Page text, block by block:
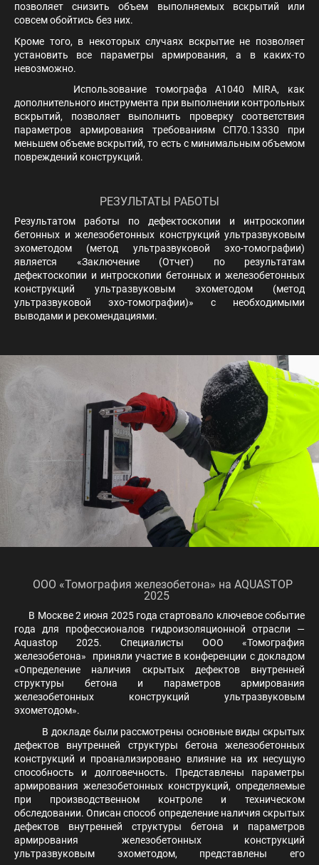
позволяет снизить объем выполняемых вскрытий или
совсем обойтись без них.
Кроме того, в некоторых случаях вскрытие не позволяет
установить все параметры армирования, а в каких-то
невозможно.
Использование томографа A1040 MIRA, как
дополнительного инструмента при выполнении контрольных
вскрытий, позволяет выполнить проверку соответствия
параметров армирования требованиям СП70.13330 при
меньшем объеме вскрытий, то есть с минимальным объемом
повреждений конструкций.
РЕЗУЛЬТАТЫ РАБОТЫ
Результатом работы по дефектоскопии и интроскопии
бетонных и железобетонных конструкций ультразвуковым
эхометодом (метод ультразвуковой эхо-томографии)
является «Заключение (Отчет) по результатам
дефектоскопии и интроскопии бетонных и железобетонных
конструкций ультразвуковым эхометодом (метод
ультразвуковой эхо-томографии)» с необходимыми
выводами и рекомендациями.
ООО «Томография железобетона» на AQUASTOP
2025
В Москве 2 июня 2025 года стартовало ключевое событие
года для профессионалов гидроизоляционной отрасли —
Aquastop 2025. Специалисты ООО «Томография
железобетона» приняли участие в конференции с докладом
«Определение наличия скрытых дефектов внутренней
структуры бетона и параметров армирования
железобетонных конструкций ультразвуковым
эхометодом».
В докладе были рассмотрены основные виды скрытых
дефектов внутренней структуры бетона железобетонных
конструкций и проанализировано влияние на их несущую
способность и долговечность. Представлены параметры
армирования железобетонных конструкций, определяемые
при производственном контроле и техническом
обследовании. Описан способ определение наличия скрытых
дефектов внутренней структуры бетона и параметров
армирования железобетонных конструкций
ультразвуковым эхометодом, представлены его